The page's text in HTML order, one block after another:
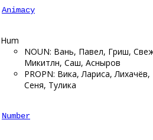
Animacy
Hum
NOUN: Ваньӧ, Павел, Гриш,
Микитлӧн, Саш, Асныров
PROPN: Вика, Лариса,
Сеня, Тулика
Number